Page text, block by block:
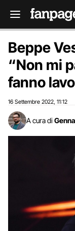
Beppe
“Non mi
fanno
16 Settembre 2022 11:12
A cura di